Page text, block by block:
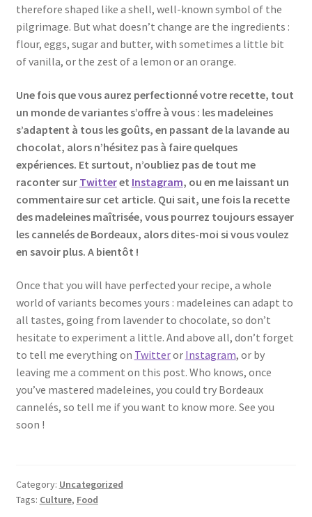
therefore shaped like a shell, well-known symbol of the
pilgrimage. But what doesn’t change are the ingredients :
flour, eggs, sugar and butter, with sometimes a little bit
of vanilla, or the zest of a lemon or an orange.
Une fois que vous aurez perfectionné votre recette, tout
un monde de variantes s’offre à vous : les madeleines
s’adaptent à tous les goûts, en passant de la lavande au
chocolat, alors n’hésitez pas à faire quelques
expériences. Et surtout, n’oubliez pas de tout me
raconter sur Twitteret Instagram, ou en me laissant un
commentaire sur cet article. Qui sait, une fois la recette
des madeleines maîtrisée, vous pourrez toujours essayer
les cannelés de Bordeaux, alors dites-moi si vous voulez
en savoir plus. A bientôt !
Once that you will have perfected your recipe, a whole
world of variants becomes yours : madeleines can adapt to
all tastes, going from lavender to chocolate, so don’t
hesitate to experiment a little. And above all, don’t forget
to tell me everything on Twitteror Instagram, or by
leaving me a comment on this post. Who knows, once
you’ve mastered madeleines, you could try Bordeaux
cannelés, so tell me if you want to know more. See you
soon !
Category: Uncategorized
Tags: Culture, Food